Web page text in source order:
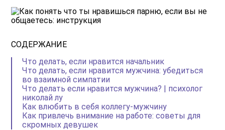
СОДЕРЖАНИЕ
Что делать, если нравится начальник
Что делать, если нравится мужчина: убедиться
во взаимной симпатии
Что делать если нравится мужчина? | психолог
николай лу
Как влюбить в себя коллегу-мужчину
Как привлечь внимание на работе: советы для
скромных девушек